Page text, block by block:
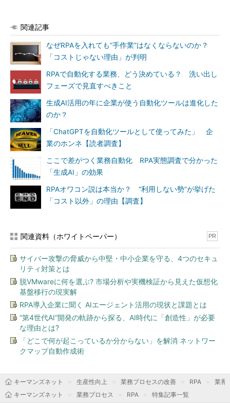
関連記事
なぜRPAを入れても“手作業”はなくならないのか？
「コストじゃない理由」が判明
RPAで自動化する業務、どう決めている？ 洗い出し
フェーズで見直すべきこと
生成AI活用の年に企業が使う自動化ツールは進化した
のか？
「ChatGPTを自動化ツールとして使ってみた」 企
業のホンネ【読者調査】
ここで差がつく業務自動化 RPA実態調査で分かった
「生成AI」の効果
RPAオワコン説は本当か？ “利用しない勢”が挙げた
「コスト以外」の理由【調査】
関連資料（ホワイトペーパー） PR
サイバー攻撃の脅威から中堅・中小企業を守る、4つのセキュ
リティ対策とは
脱VMwareに何を選ぶ? 市場分析や実機検証から見えた仮想化
基盤移行の現実解
RPA導入企業に聞く AIエージェント活用の現状と課題とは
“第4世代AI”開発の軌跡から探る、AI時代に「創造性」が必要
な理由とは?
「どこで何が起こっているか分からない」を解消 ネットワー
クマップ自動作成術
キーマンズネット 生産性向上 業務プロセスの改善 RPA
業界
キーマンズネット
業務プロセス RPA 特集記事一覧